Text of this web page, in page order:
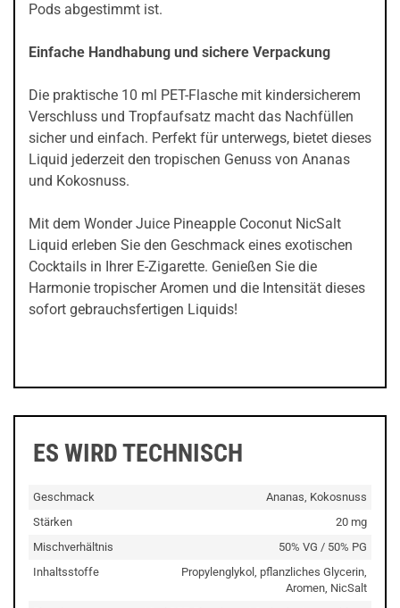
Pods abgestimmt ist.
Einfache Handhabung und sichere Verpackung
Die praktische 10 ml PET-Flasche mit kindersicherem
Verschluss und Tropfaufsatz macht das Nachfüllen
sicher und einfach. Perfekt für unterwegs, bietet dieses
Liquid jederzeit den tropischen Genuss von Ananas
und Kokosnuss.
Mit dem Wonder Juice Pineapple Coconut NicSalt
Liquid erleben Sie den Geschmack eines exotischen
Cocktails in Ihrer E-Zigarette. Genießen Sie die
Harmonie tropischer Aromen und die Intensität dieses
sofort gebrauchsfertigen Liquids!
ES WIRD TECHNISCH
Geschmack
Ananas, Kokosnuss
Stärken
20 mg
Mischverhältnis
50% VG / 50% PG
Inhaltsstoffe
Propylenglykol, pflanzliches Glycerin,
Aromen, NicSalt